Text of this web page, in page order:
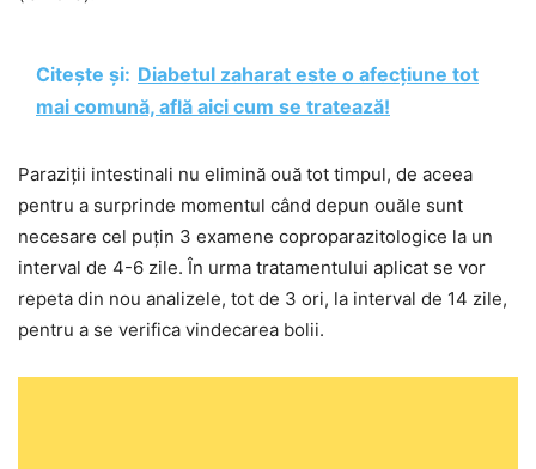
Citește și: Diabetul zaharat este o afecțiune tot
mai comună, află aici cum se tratează!
Paraziții intestinali nu elimină ouă tot timpul, de aceea
pentru a surprinde momentul când depun ouăle sunt
necesare cel puțin 3 examene coproparazitologice la un
interval de 4-6 zile. În urma tratamentului aplicat se vor
repeta din nou analizele, tot de 3 ori, la interval de 14 zile,
pentru a se verifica vindecarea bolii.